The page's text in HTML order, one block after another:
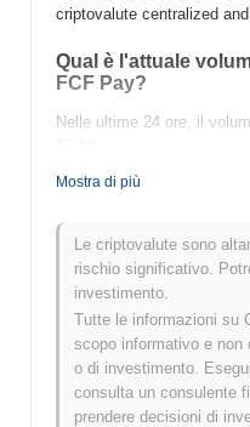
criptovalute centralized
Qual è l'attuale
FCF Pay?
Nelle ultime 24 ore, il
Qual è lo storico
Massimo Storico (ATH):
Minimo Storico (ATL):
ATH .
Come si sta
mercato crypto più
Mostra di più
Le criptovalute sono
rischio significativo.
investimento.
Tutte le informazioni su
scopo informativo e
o di investimento.
consulta un consulente
prendere decisioni di